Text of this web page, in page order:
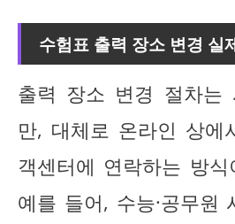
수험표 출력 장소 변경 실
출력 장소 변경 절차는
만, 대체로 온라인 상에
객센터에 연락하는 방
예를 들어, 수능·공무원